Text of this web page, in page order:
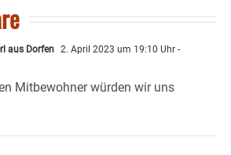
aus Dorfen 2. April 2023 um 19:10 Uhr -
Mitbewohner würden wir uns